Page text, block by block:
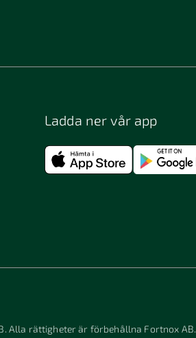
Ladda ner vår app
Alla rättigheter är förbehållna Fortnox AB.